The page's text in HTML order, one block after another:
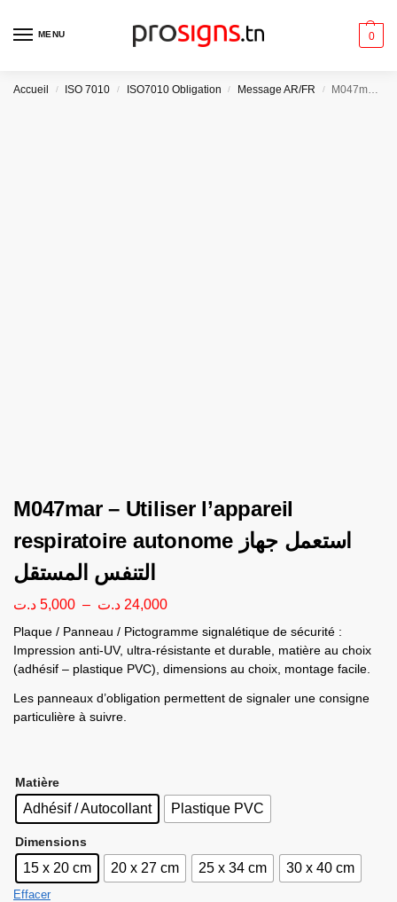
MENU 0
Accueil / ISO 7010 / ISO7010 Obligation / Message AR/FR /
M047mar – Utiliser l’appareil
respiratoire autonome استعمل جهاز
التنفس المستقل
5,000 د.ت – 24,000 د.ت
Plaque / Panneau / Pictogramme signalétique de sécurité :
Impression anti-UV, ultra-résistante et durable, matière au choix
(adhésif – plastique PVC), dimensions au choix, montage facile.
Les panneaux d’obligation permettent de signaler une consigne
particulière à suivre.
Matière
Adhésif / Autocollant Plastique PVC
Dimensions
15 x 20 cm 20 x 27 cm 25 x 34 cm 30 x 40 cm
Effacer